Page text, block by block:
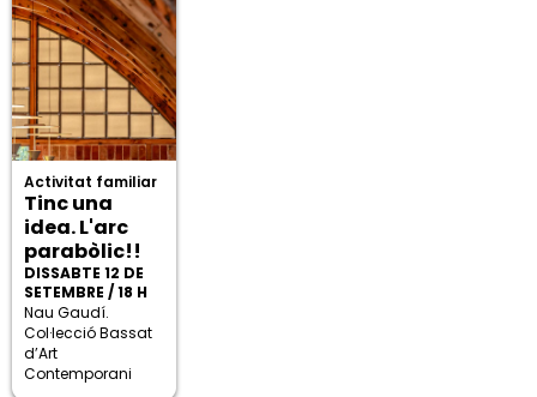
Activitat familiar
Tinc una
idea. L'arc
parabòlic!!
DISSABTE 12 DE
SETEMBRE / 18 H
Nau Gaudí.
Col·lecció Bassat
d’Art
Contemporani